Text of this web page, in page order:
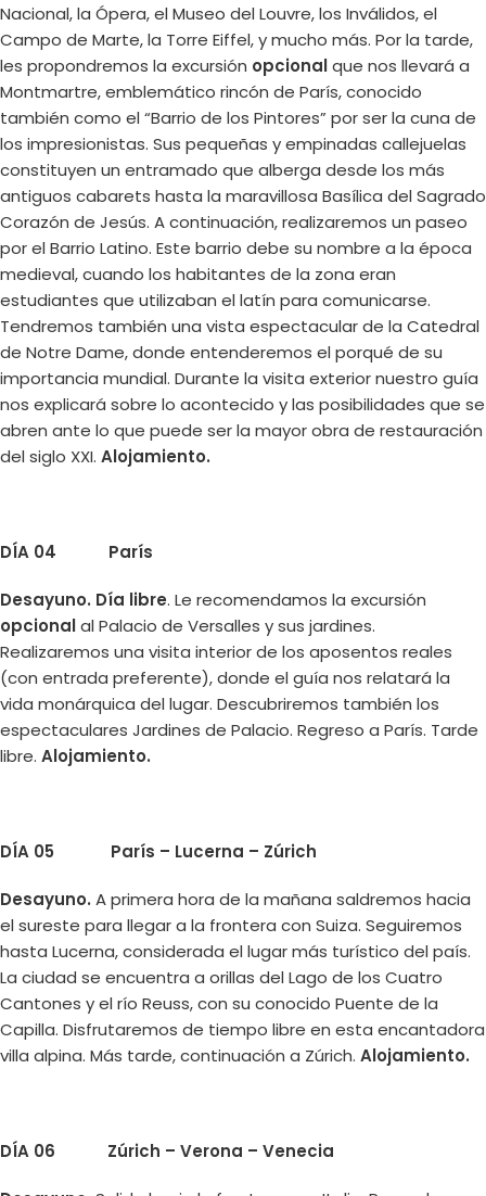
Nacional, la Ópera, el Museo del Louvre, los Inválidos, el
Campo de Marte, la Torre Eiffel, y mucho más. Por la tarde,
les propondremos la excursión opcionalque nos llevará a
Montmartre, emblemático rincón de París, conocido
también como el “Barrio de los Pintores” por ser la cuna de
los impresionistas. Sus pequeñas y empinadas callejuelas
constituyen un entramado que alberga desde los más
antiguos cabarets hasta la maravillosa Basílica del Sagrado
Corazón de Jesús. A continuación, realizaremos un paseo
por el Barrio Latino. Este barrio debe su nombre a la época
medieval, cuando los habitantes de la zona eran
estudiantes que utilizaban el latín para comunicarse.
Tendremos también una vista espectacular de la Catedral
de Notre Dame, donde entenderemos el porqué de su
importancia mundial. Durante la visita exterior nuestro guía
nos explicará sobre lo acontecido y las posibilidades que se
abren ante lo que puede ser la mayor obra de restauración
del siglo XXI. Alojamiento.
DÍA 04 París
Desayuno. Día libre. Le recomendamos la excursión
opcionalal Palacio de Versalles y sus jardines.
Realizaremos una visita interior de los aposentos reales
(con entrada preferente), donde el guía nos relatará la
vida monárquica del lugar. Descubriremos también los
espectaculares Jardines de Palacio. Regreso a París. Tarde
libre. Alojamiento.
DÍA 05 París – Lucerna – Zúrich
Desayuno. A primera hora de la mañana saldremos hacia
el sureste para llegar a la frontera con Suiza. Seguiremos
hasta Lucerna, considerada el lugar más turístico del país.
La ciudad se encuentra a orillas del Lago de los Cuatro
Cantones y el río Reuss, con su conocido Puente de la
Capilla. Disfrutaremos de tiempo libre en esta encantadora
villa alpina. Más tarde, continuación a Zúrich. Alojamiento.
DÍA 06 Zúrich – Verona – Venecia